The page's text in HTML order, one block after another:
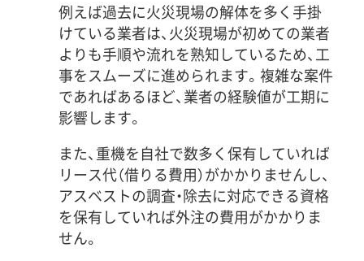
例えば過去に火災現場の解体を多く手掛
けている業者は、火災現場が初めての業者
よりも手順や流れを熟知しているため、工
事をスムーズに進められます。複雑な案件
であればあるほど、業者の経験値が工期に
影響します。
また、重機を自社で数多く保有していれば
リース代（借りる費用）がかかりませんし、
アスベストの調査・除去に対応できる資格
を保有していれば外注の費用がかかりま
せん。